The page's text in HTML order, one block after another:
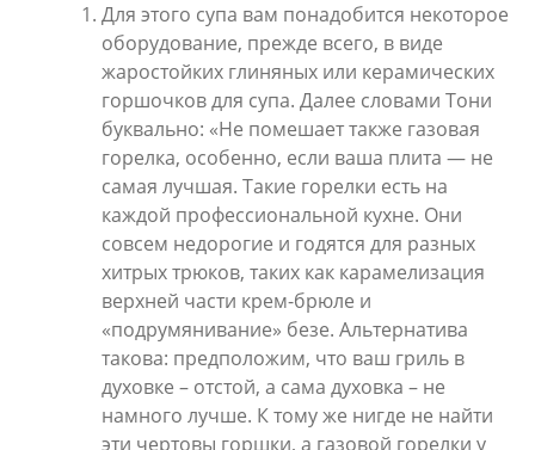
Для этого супа вам понадобится некоторое
оборудование, прежде всего, в виде
жаростойких глиняных или керамических
горшочков для супа. Далее словами Тони
буквально: «Не помешает также газовая
горелка, особенно, если ваша плита — не
самая лучшая. Такие горелки есть на
каждой профессиональной кухне. Они
совсем недорогие и годятся для разных
хитрых трюков, таких как карамелизация
верхней части крем-брюле и
«подрумянивание» безе. Альтернатива
такова: предположим, что ваш гриль в
духовке – отстой, а сама духовка – не
намного лучше. К тому же нигде не найти
эти чертовы горшки, а газовой горелки у